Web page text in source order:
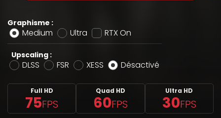
Graphisme :
Medium Ultra RTX On
Upscaling :
DLSS FSR XESS Désactivé
Full HD
75FPS
Quad HD
60FPS
Ultra HD
30FPS